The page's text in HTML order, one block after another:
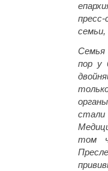
Семья
пор у
стали
том